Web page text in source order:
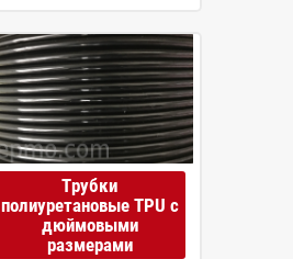
Трубки
полиуретановые TPU с
дюймовыми
размерами